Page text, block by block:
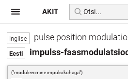
pulse position
impulss-
("moduleerimine impulsi kohaga")
AKIT